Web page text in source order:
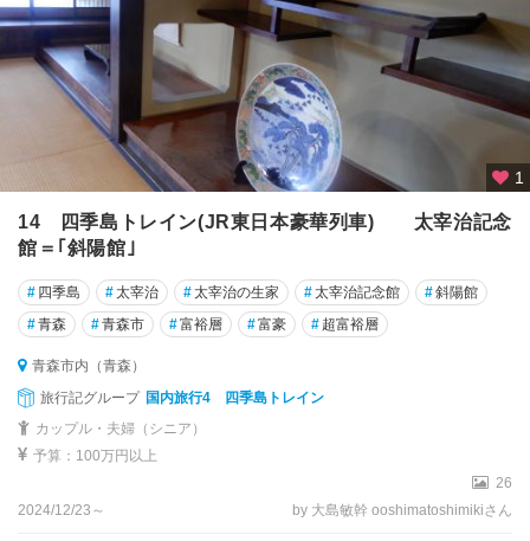
1
14 四季島トレイン(JR東日本豪華列車) 太宰治記念
館＝｢斜陽館｣
# 四季島 #太宰治 #太宰治の生家 #太宰治記念館 #斜陽館
#青森 #青森市 #富裕層 #富豪 # 超富裕層
青森市内（青森）
旅行記グループ 国内旅行4 四季島トレイン
カップル・夫婦（シニア）
予算：100万円以上
26
2024/12/23～
by 大島敏幹 ooshimatoshimikiさん